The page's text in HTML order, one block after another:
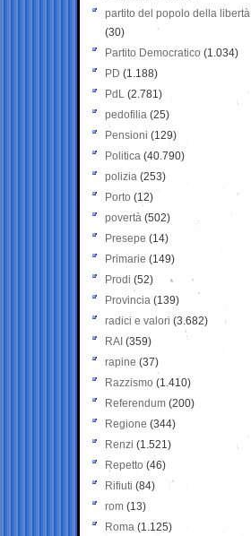
partito del popolo della libertà
(30)
Partito Democratico (1.034)
PD (1.188)
PdL (2.781)
pedofilia (25)
Pensioni (129)
Politica (40.790)
polizia (253)
Porto (12)
povertà (502)
Presepe (14)
Primarie (149)
Prodi (52)
Provincia (139)
radici e valori (3.682)
RAI (359)
rapine (37)
Razzismo (1.410)
Referendum (200)
Regione (344)
Renzi (1.521)
Repetto (46)
Rifiuti (84)
rom (13)
Roma (1.125)